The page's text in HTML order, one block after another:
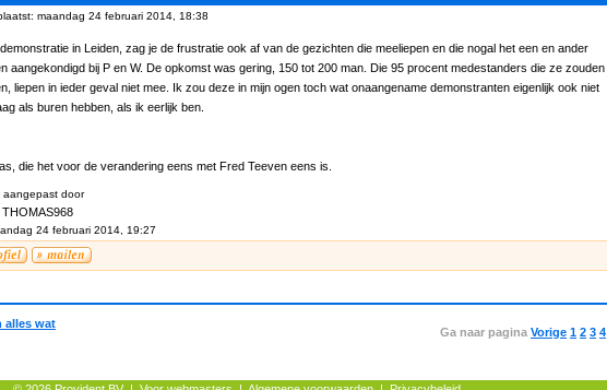
maandag 24 februari 2014, 18:38
in Leiden, zag je de frustratie ook af van de gezichten die meeliepen en die nogal het een en ander
aangekondigd bij P en W. De opkomst was gering, 150 tot 200 man. Die 95 procent medestanders die ze zouden
liepen in ieder geval niet mee. Ik zou deze in mijn ogen toch wat onaangename demonstranten eigenlijk ook niet
als buren hebben, als ik eerlijk ben.
die het voor de verandering eens met Fred Teeven eens is.
aangepast door
THOMAS968
24 februari 2014, 19:27
alles wat
Ga naar pagina Vorige 1 2 3 4